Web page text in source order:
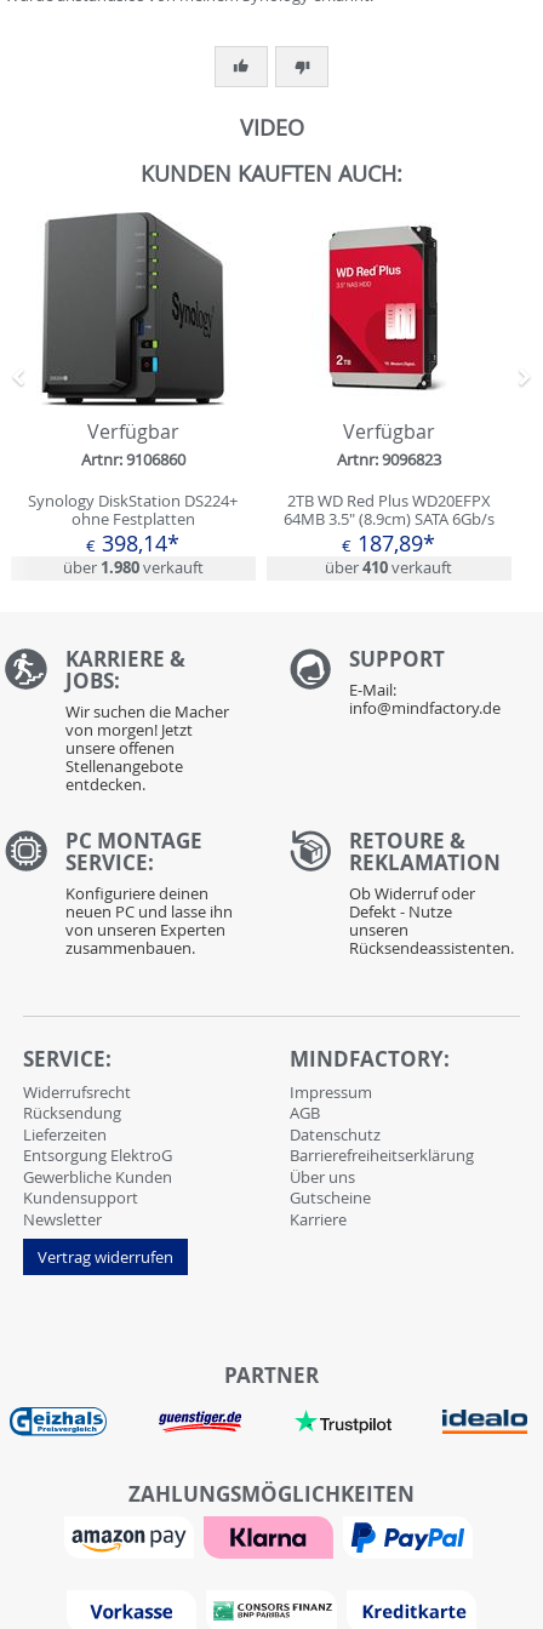
VIDEO
KUNDEN KAUFTEN AUCH:
Verfügbar
Artnr: 9106860
Synology DiskStation DS224+
ohne Festplatten
€ 398,14*
über 1.980verkauft
Verfügbar
Artnr: 9096823
2TB WD Red Plus WD20EFPX
64MB 3.5" (8.9cm) SATA 6Gb/s
€ 187,89*
über410verkauft
Zurück
KARRIERE &
JOBS:
Wir suchen die Macher
von morgen! Jetzt
unsere offenen
Stellenangebote
entdecken.
SUPPORT
E-Mail:
info@mindfactory.de
PC MONTAGE
SERVICE:
Konfiguriere deinen
neuen PC und lasse ihn
von unseren Experten
zusammenbauen.
RETOURE &
REKLAMATION
Ob Widerruf oder
Defekt - Nutze
unseren
Rücksendeassistenten.
SERVICE:
Widerrufsrecht
Rücksendung
Lieferzeiten
Entsorgung ElektroG
Gewerbliche Kunden
Kundensupport
Newsletter
Vertrag widerrufen
MINDFACTORY:
Impressum
AGB
Datenschutz
Barrierefreiheitserklärung
Über uns
Gutscheine
Karriere
PARTNER
ZAHLUNGSMÖGLICHKEITEN